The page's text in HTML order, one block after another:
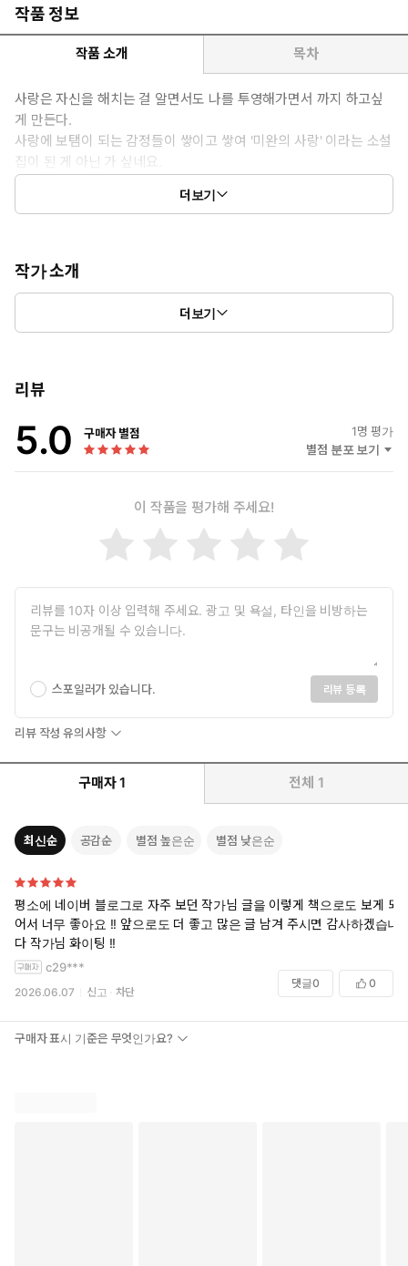
작품 정보
작품 소개 목차
사랑은 자신을 해치는 걸 알면서도 나를 투영해가면서 까지 하고싶
게 만든다.
사랑에 보탬이 되는 감정들이 쌓이고 쌓여 '미완의 사랑' 이라는 소설
집이 된 게 아닌 가 싶네요.
설레임과 절망이 공존한, 아직 정확히 정의되지 않은 사랑을 감히
한 번 그 사람이라 정의하고 써보았습니다.
더보기
작가 소개
첫 소설집 <미완의 사랑> 출간.
사랑으로 느낀 감정들을 글로 표현한다.
더보기
리뷰
5.0 구매자 별점 1명 평가
별점 분포 보기
이 작품을 평가해 주세요!
스포일러가 있습니다. 리뷰 등록
리뷰 작성 유의사항
구매자 1 전체 1
최신순 공감순 별점 높은순 별점 낮은순
평소에 네이버 블로그로 자주 보던 작가님 글을 이렇게 책으로도 보게 되
어서 너무 좋아요 !! 앞으로도 더 좋고 많은 글 남겨 주시면 감사하겠습니
다 작가님 화이팅 !!
c29***
2026.06.07 신고 차단
댓글0 0
구매자 표시 기준은 무엇인가요?